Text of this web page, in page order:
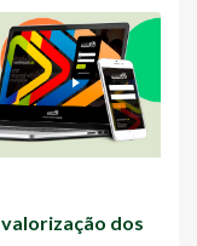
valorização dos